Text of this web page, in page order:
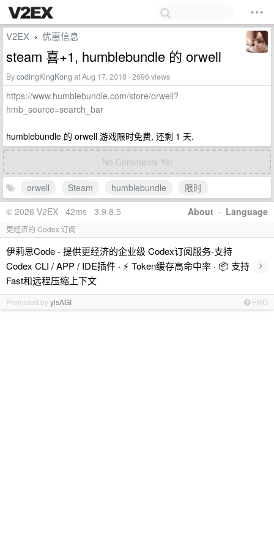
V2EX › 优惠信息
steam 喜+1, humblebundle 的 orwell
BycodingKingKong at Aug 17, 2018 · 2696 views
https://www.humblebundle.com/store/orwell?
hmb_source=search_bar
humblebundle 的 orwell 游戏限时免费, 还剩 1 天.
No Comments Yet
orwell Steam humblebundle
限时
About · Language
© 2026 V2EX · 42ms · 3.9.8.5
更经济的 Codex 订阅
伊莉思Code - 提供更经济的企业级 Codex订阅服务-支持
Codex CLI / APP / IDE插件 · ⚡️ Token缓存高命中率 · 📦 支持
Fast和远程压缩上下文
›
Promoted byylsAGI PRO